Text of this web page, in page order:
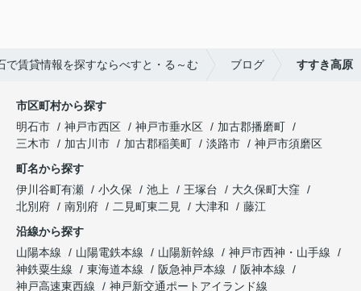
で賃貸情報を探すならべすと・る～む ブログ すすき高原
市区町村から探す
明石市
神戸市西区 神戸市垂水区
加古郡播磨町
三木市
加古川市 加古郡稲美町 淡路市
神戸市須磨区
町名から探す
伊川谷町有瀬
小久保 池上 王塚台
大久保町大窪
北別府
南別府 二見町東二見 大津和
藤江
沿線から探す
山陽本線
山陽電鉄本線 山陽新幹線
神戸市西神・山手線
神鉄粟生線
東海道本線 阪急神戸本線
阪神本線
神戸高速東西線
神戸新交通ポートアイランド線